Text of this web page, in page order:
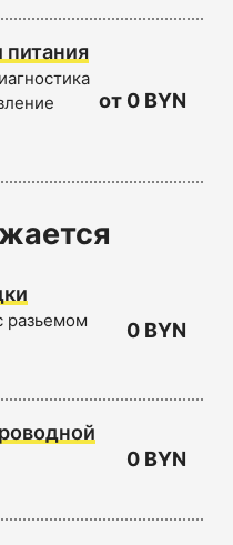
питания
от 0 BYN
разьемом
0 BYN
0 BYN